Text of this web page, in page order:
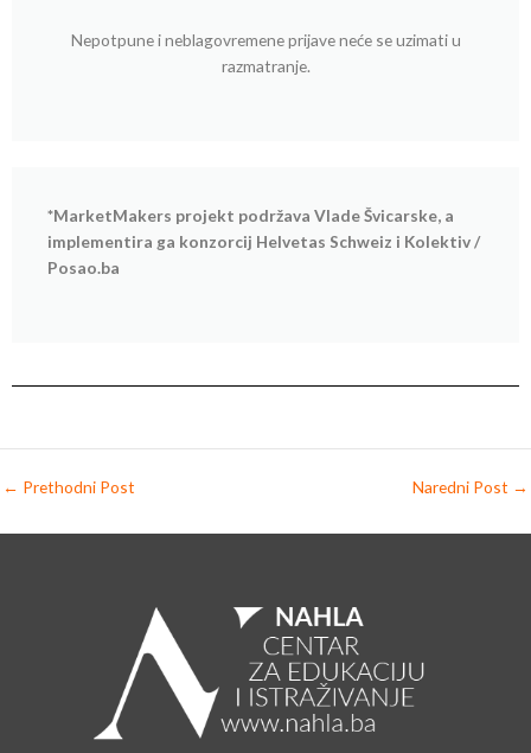
Nepotpune i neblagovremene prijave neće se uzimati u
razmatranje.
*MarketMakers projekt podržava Vlade Švicarske, a
implementira ga konzorcij Helvetas Schweiz i Kolektiv /
Posao.ba
← Prethodni Post Naredni Post →